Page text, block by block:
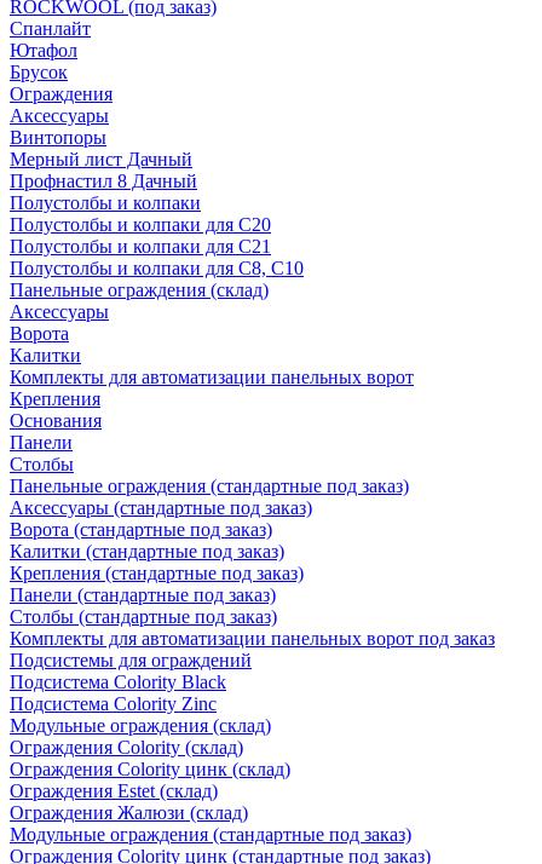
ROCKWOOL (под заказ)
Спанлайт
Ютафол
Брусок
Ограждения
Аксессуары
Винтопоры
Мерный лист Дачный
Профнастил 8 Дачный
Полустолбы и колпаки
Полустолбы и колпаки для С20
Полустолбы и колпаки для С21
Полустолбы и колпаки для С8, С10
Панельные ограждения (склад)
Аксессуары
Ворота
Калитки
Комплекты для автоматизации панельных ворот
Крепления
Основания
Панели
Столбы
Панельные ограждения (стандартные под заказ)
Аксессуары (стандартные под заказ)
Ворота (стандартные под заказ)
Калитки (стандартные под заказ)
Крепления (стандартные под заказ)
Панели (стандартные под заказ)
Столбы (стандартные под заказ)
Комплекты для автоматизации панельных ворот под заказ
Подсистемы для ограждений
Подсистема Colority Black
Подсистема Colority Zinc
Модульные ограждения (склад)
Ограждения Colority (склад)
Ограждения Colority цинк (склад)
Ограждения Estet (склад)
Ограждения Жалюзи (склад)
Модульные ограждения (стандартные под заказ)
Ограждения Colority цинк (стандартные под заказ)